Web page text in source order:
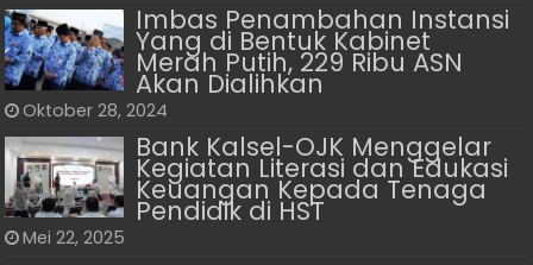
Imbas Penambahan Instansi
Yang di Bentuk Kabinet
Merah Putih, 229 Ribu ASN
Akan Dialihkan
Oktober 28, 2024
Bank Kalsel-OJK Menggelar
Kegiatan Literasi dan Edukasi
Keuangan Kepada Tenaga
Pendidik di HST
Mei 22, 2025